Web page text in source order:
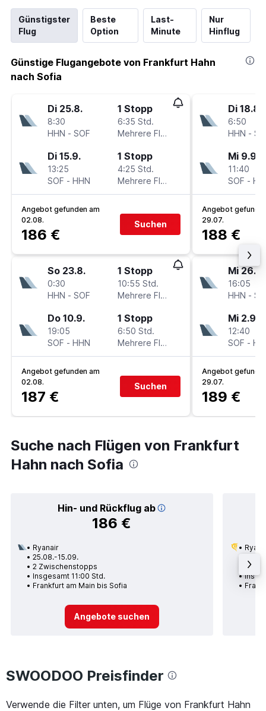
Günstigster
Flug
Beste
Option
Last-
Minute
Nur
Hinflug
Günstige Flugangebote von Frankfurt Hahn
nach Sofia
Di 25.8.
8:30
HHN - SOF
1 Stopp
6:35 Std.
Mehrere Fluglinien
Di 15.9.
13:25
SOF - HHN
1 Stopp
4:25 Std.
Mehrere Fluglinien
Angebot gefunden am
02.08.
186 €
Suchen
So 23.8.
0:30
HHN - SOF
1 Stopp
10:55 Std.
Mehrere Fluglinien
Do 10.9.
19:05
SOF - HHN
1 Stopp
6:50 Std.
Mehrere Fluglinien
Angebot gefunden am
02.08.
187 €
Suchen
Di 18.8.
6:50
HHN -
Mi 9.9.
11:40
SOF -
Angebot
29.07.
188 €
Mi 26.8.
16:05
HHN -
Mi 2.9.
12:40
SOF -
Angebot
29.07.
189 €
Suche nach Flügen von Frankfurt
Hahn nach Sofia
Hin- und Rückflug ab
186 €
Ryanair
25.08.-15.09.
2 Zwischenstopps
Insgesamt 11:00 Std.
Frankfurt am Main bis Sofia
Angebote suchen
2
SWOODOO Preisfinder
Verwende die Filter unten, um Flüge von Frankfurt Hahn